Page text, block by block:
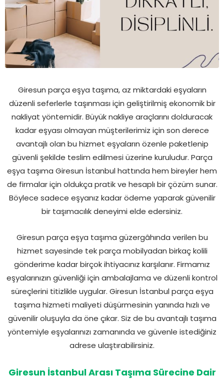
Giresun parça eşya taşıma, az miktardaki eşyaların
düzenli seferlerle taşınması için geliştirilmiş ekonomik bir
nakliyat yöntemidir. Büyük nakliye araçlarını dolduracak
kadar eşyası olmayan müşterilerimiz için son derece
avantajlı olan bu hizmet eşyaların özenle paketlenip
güvenli şekilde teslim edilmesi üzerine kuruludur. Parça
eşya taşıma Giresun İstanbul hattında hem bireyler hem
de firmalar için oldukça pratik ve hesaplı bir çözüm sunar.
Böylece sadece eşyanız kadar ödeme yaparak güvenilir
bir taşımacılık deneyimi elde edersiniz.
Giresun parça eşya taşıma güzergâhında verilen bu
hizmet sayesinde tek parça mobilyadan birkaç kolili
gönderime kadar birçok ihtiyacınız karşılanır. Firmamız
eşyalarınızın güvenliği için ambalajlama ve düzenli kontrol
süreçlerini titizlikle uygular. Giresun İstanbul parça eşya
taşıma hizmeti maliyeti düşürmesinin yanında hızlı ve
güvenilir oluşuyla da öne çıkar. Siz de bu avantajlı taşıma
yöntemiyle eşyalarınızı zamanında ve güvenle istediğiniz
adrese ulaştırabilirsiniz.
Giresun İstanbul Arası Taşıma Sürecine Dair